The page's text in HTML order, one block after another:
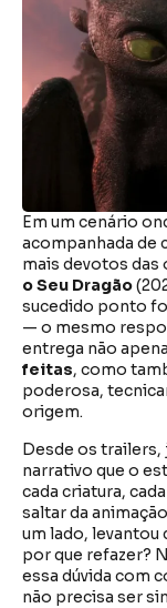
Em um cenário
acompanhada de
mais devotos das
o Seu Dragão
sucedido ponto
— o mesmo
entrega não
feitas, como
poderosa,
origem.
Desde os trailers,
narrativo que o
cada criatura,
saltar da
um lado, levantou
por que refazer?
essa dúvida com
não precisa ser